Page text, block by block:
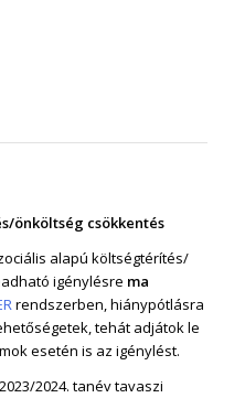
önköltség csökkentés
alapú költségtérítés/
igénylésre ma
rendszerben, hiánypótlásra
tehát adjátok le
esetén is az igénylést.
2024. tanév tavaszi